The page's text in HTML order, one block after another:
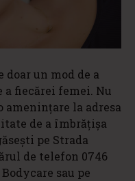
doar un mod de a
fiecărei femei. Nu
la adresa
de a îmbrățișa
pe Strada
de telefon 0746
sau pe